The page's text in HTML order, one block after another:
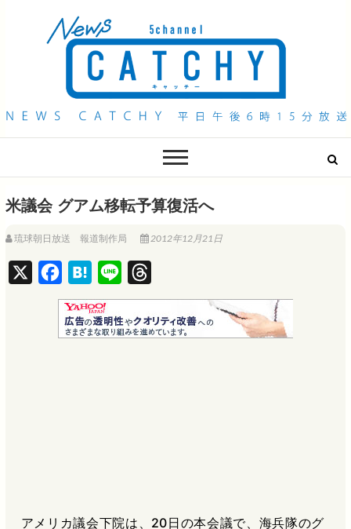
QAB NEWS Headline
米議会 グアム移転予算復活へ
琉球朝日放送 報道制作局 2012年12月21日
a
c
e
H
a
t
e
i
n
e
h
r
e
アメリカ議会下院は、20日の本会議で、海兵隊のグ